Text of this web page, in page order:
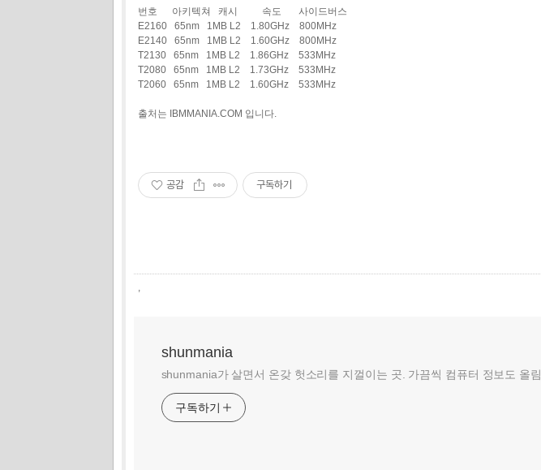
번호 아키텍쳐 캐시 속도 사이드버스
E2160 65nm 1MB L2 1.80GHz 800MHz
E2140 65nm 1MB L2 1.60GHz 800MHz
T2130 65nm 1MB L2 1.86GHz 533MHz
T2080 65nm 1MB L2 1.73GHz 533MHz
T2060 65nm 1MB L2 1.60GHz 533MHz
출처는 IBMMANIA.COM 입니다.
공감 구독하기
shunmania
shunmania가 살면서 온갖 헛소리를 지껄이는 곳. 가끔씩 컴퓨터 정보도 올림.
구독하기